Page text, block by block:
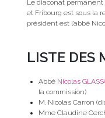
Le diaconat
et Fribourg est sous la
président est l’abbé
LISTE DES
Abbé Nicolas
la commission)
M. Nicolas Carron
Mme Claudine